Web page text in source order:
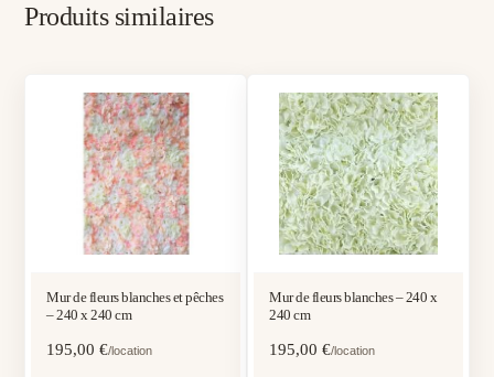
Produits similaires
Mur de fleurs blanches et pêches
– 240 x 240 cm
195,00€/location
Mur de fleurs blanches – 240 x
240 cm
195,00 €/location